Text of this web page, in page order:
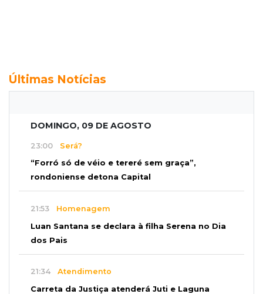
Últimas Notícias
DOMINGO, 09 DE AGOSTO
23:00 Será?
“Forró só de véio e tereré sem graça”,
rondoniense detona Capital
21:53 Homenagem
Luan Santana se declara à filha Serena no Dia
dos Pais
21:34 Atendimento
Carreta da Justiça atenderá Juti e Laguna